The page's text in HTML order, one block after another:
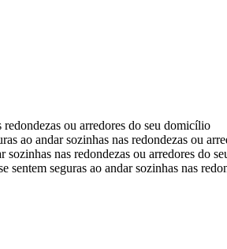
redondezas ou arredores do seu domicílio
ao andar sozinhas nas redondezas ou
sozinhas nas redondezas ou arredores do
seguras ao andar sozinhas nas